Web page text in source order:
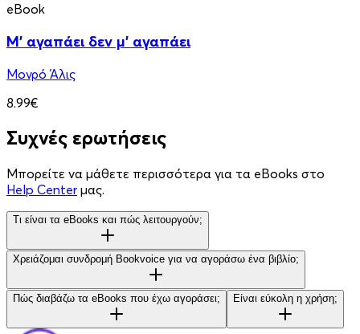
eBook
Μ' αγαπάει δεν μ' αγαπάει
Μονρό Άλις
8.99€
Συχνές ερωτήσεις
Μπορείτε να μάθετε περισσότερα για τα eBooks στο
Help Center μας.
Τι είναι τα eBooks και πώς λειτουργούν;
Χρειάζομαι συνδρομή Bookvoice για να αγοράσω ένα βιβλίο;
Πώς διαβάζω τα eBooks που έχω αγοράσει; Είναι εύκολη η χρήση;